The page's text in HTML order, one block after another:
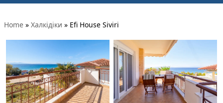
Home » Халкідіки » Efi House Siviri